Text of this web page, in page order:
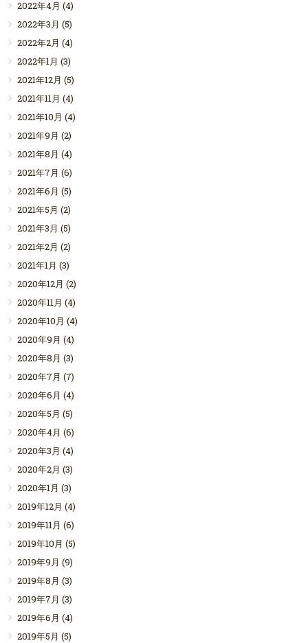
2022年4月 (4)
2022年3月 (5)
2022年2月 (4)
2022年1月 (3)
2021年12月 (5)
2021年11月 (4)
2021年10月 (4)
2021年9月 (2)
2021年8月 (4)
2021年7月 (6)
2021年6月 (5)
2021年5月 (2)
2021年3月 (5)
2021年2月 (2)
2021年1月 (3)
2020年12月 (2)
2020年11月 (4)
2020年10月 (4)
2020年9月 (4)
2020年8月 (3)
2020年7月 (7)
2020年6月 (4)
2020年5月 (5)
2020年4月 (6)
2020年3月 (4)
2020年2月 (3)
2020年1月 (3)
2019年12月 (4)
2019年11月 (6)
2019年10月 (5)
2019年9月 (9)
2019年8月 (3)
2019年7月 (3)
2019年6月 (4)
2019年5月 (5)